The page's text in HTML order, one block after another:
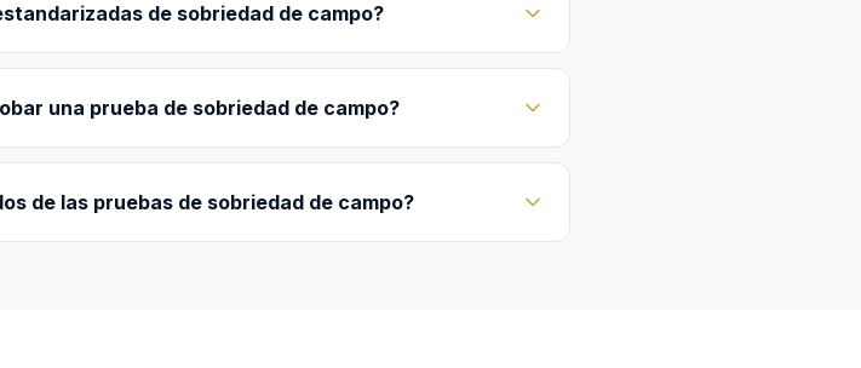
de sobriedad de campo?
una prueba de sobriedad de campo?
de las pruebas de sobriedad de campo?